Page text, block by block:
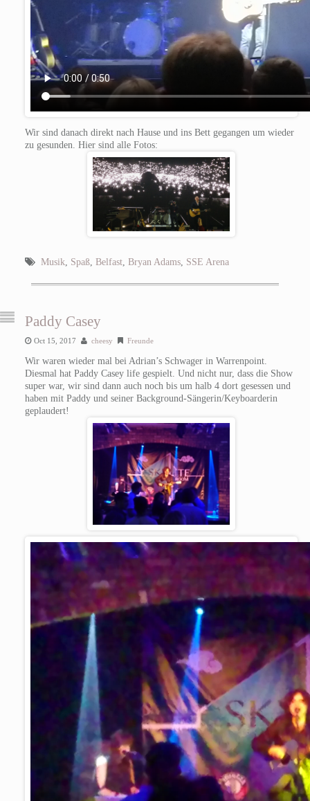
Wir sind danach direkt nach Hause und ins Bett gegangen um wieder
zu gesunden. Hier sind alle Fotos:
Musik Spaß, Belfast, Bryan Adams, SSE Arena
Paddy Casey
Oct 15, 2017 cheesy Freunde
Wir waren wieder mal bei Adrian’s Schwager in Warrenpoint.
Diesmal hat Paddy Casey life gespielt. Und nicht nur, dass die Show
super war, wir sind dann auch noch bis um halb 4 dort gesessen und
haben mit Paddy und seiner Background-Sängerin/Keyboarderin
geplaudert!